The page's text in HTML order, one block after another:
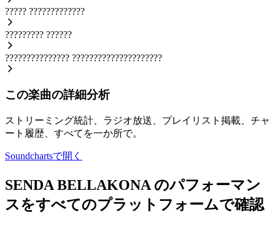
????? ?????????????
????????? ??????
??????????????? ?????????????????????
この楽曲の詳細分析
ストリーミング統計、ラジオ放送、プレイリスト掲載、チャ
ート履歴、すべてを一か所で。
Soundchartsで開く
SENDA BELLAKONA のパフォーマン
スをすべてのプラットフォームで確認